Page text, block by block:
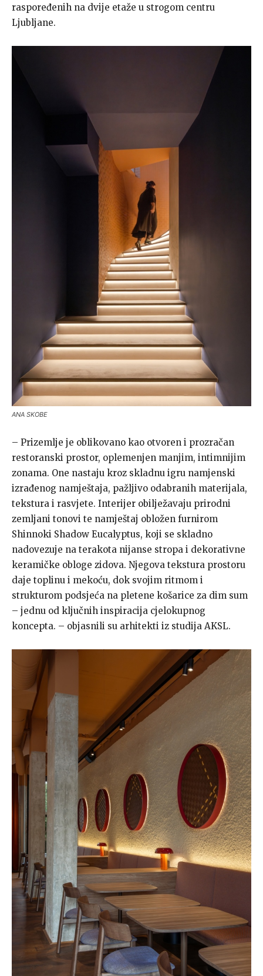
raspoređenih na dvije etaže u strogom centru
Ljubljane.
ANA SKOBE
– Prizemlje je oblikovano kao otvoren i prozračan
restoranski prostor, oplemenjen manjim, intimnijim
zonama. One nastaju kroz skladnu igru namjenski
izrađenog namještaja, pažljivo odabranih materijala,
tekstura i rasvjete. Interijer obilježavaju prirodni
zemljani tonovi te namještaj obložen furnirom
Shinnoki Shadow Eucalyptus, koji se skladno
nadovezuje na terakota nijanse stropa i dekorativne
keramičke obloge zidova. Njegova tekstura prostoru
daje toplinu i mekoću, dok svojim ritmom i
strukturom podsjeća na pletene košarice za dim sum
– jednu od ključnih inspiracija cjelokupnog
koncepta. – objasnili su arhitekti iz studija AKSL.